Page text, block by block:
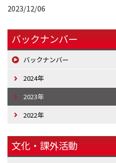
2023/12/06
バックナンバー
バックナンバー
2024年
2023年
2022年
文化・課外活動